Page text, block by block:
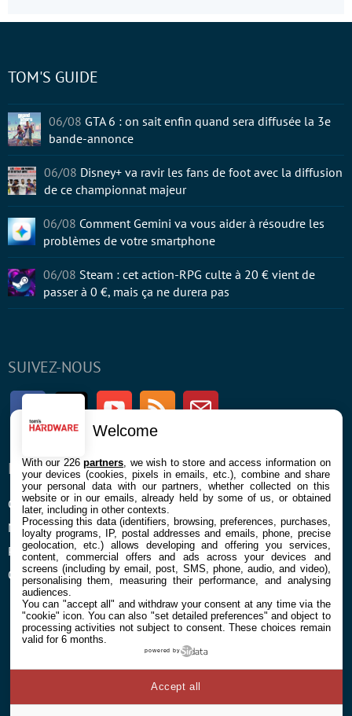
SUIVEZ-NOUS
FacebookTwitter Youtube RSS Newsletter
ENTREPRISE
Confidentialité et Cookies
Mentions légales et CGU
Préférences Cookies
Qui sommes nous
À PROPOS
Contact
TOM'S GUIDE
06/08 GTA 6 : on sait enfin quand sera diffusée la 3e
bande-annonce
06/08 Disney+ va ravir les fans de foot avec la diffusion
de ce championnat majeur
06/08 Comment Gemini va vous aider à résoudre les
problèmes de votre smartphone
06/08 Steam : cet action-RPG culte à 20 € vient de
passer à 0 €, mais ça ne durera pas
Welcome
With our 226partners , we wish to store and access information on
your devices (cookies, pixels in emails, etc.), combine and share
your personal data with our partners, whether collected on this
website or in our emails, already held by some of us, or obtained
later, including in other contexts.
Processing this data (identifiers, browsing, preferences, purchases,
loyalty programs, IP, postal addresses and emails, phone, precise
geolocation, etc.) allows developing and offering you services,
content, commercial offers and ads across your devices and
screens (including by email, post, SMS, phone, audio, and video),
personalising them, measuring their performance, and analysing
audiences.
You can "accept all" and withdraw your consent at any time via the
"cookie" icon. You can also "set detailed preferences" and object to
processing activities not subject to consent. These choices remain
valid for 6 months.
powered by
Accept all